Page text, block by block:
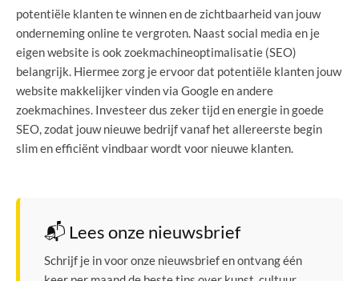
potentiële klanten te winnen en de zichtbaarheid van jouw
onderneming online te vergroten. Naast social media en je
eigen website is ook zoekmachineoptimalisatie (SEO)
belangrijk. Hiermee zorg je ervoor dat potentiële klanten jouw
website makkelijker vinden via Google en andere
zoekmachines. Investeer dus zeker tijd en energie in goede
SEO, zodat jouw nieuwe bedrijf vanaf het allereerste begin
slim en efficiënt vindbaar wordt voor nieuwe klanten.
📬 Lees onze nieuwsbrief
Schrijf je in voor onze nieuwsbrief en ontvang één